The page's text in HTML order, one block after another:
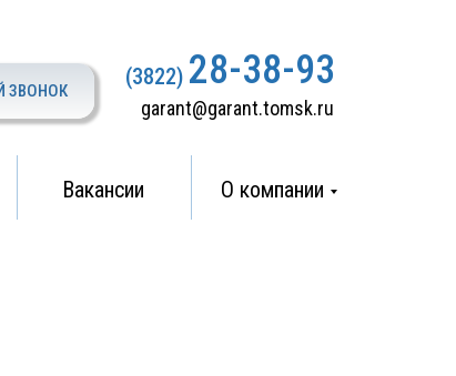
Вакансии О компании
28-38-93
(3822)
garant@garant.tomsk.ru
ЗВОНОК